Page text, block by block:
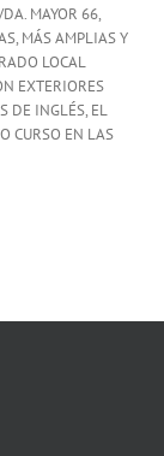
MAYOR 66,
MÁS AMPLIAS Y
LOCAL
EXTERIORES
DE INGLÉS, EL
CURSO EN LAS